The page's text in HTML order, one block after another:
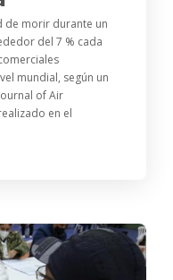
de morir durante un
del 7 % cada
mundial, según un
of Air
en el